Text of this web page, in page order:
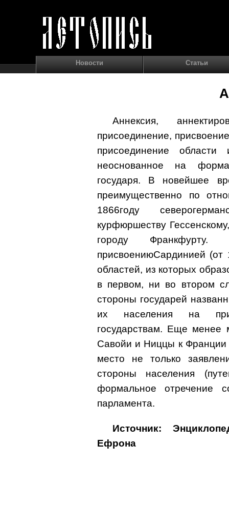
Новости Статьи
Аннексия,
присоединение,
присоединение
неоснованное на
государя. В новейшее
преимущественно по
1866году
курфюршеству
городу
присвоениюСардинией (от
областей, из которых
в первом, ни во втором
стороны государей
их населения на
государствам. Еще менее
Савойи и Ниццы к Франции
место не только
стороны населения
формальное отречение
парламента.
Источник:
Ефрона